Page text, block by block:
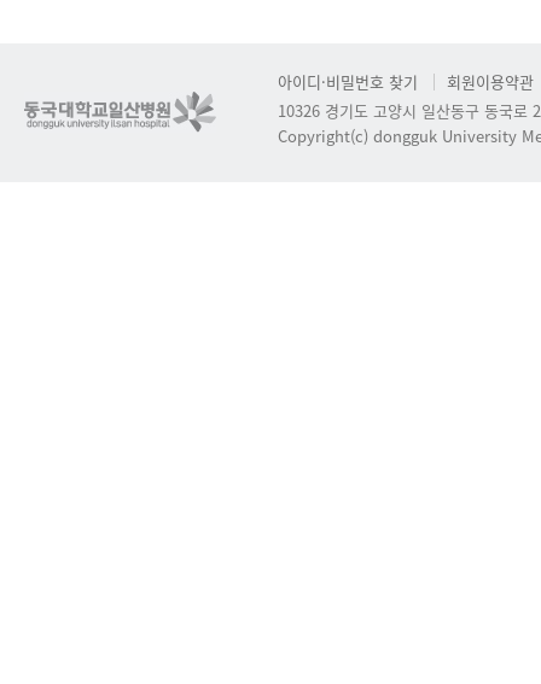
아이디·비밀번호 찾기
회원이용약관
10326 경기도 고양시 일산동구 동국로
Copyright(c) dongguk University